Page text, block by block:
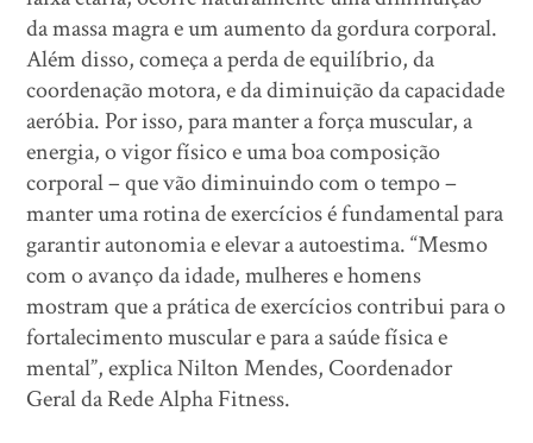
da massa magra e um aumento da gordura corporal.
Além disso, começa a perda de equilíbrio, da
coordenação motora, e da diminuição da capacidade
aeróbia. Por isso, para manter a força muscular, a
energia, o vigor físico e uma boa composição
corporal – que vão diminuindo com o tempo –
manter uma rotina de exercícios é fundamental para
garantir autonomia e elevar a autoestima. “Mesmo
com o avanço da idade, mulheres e homens
mostram que a prática de exercícios contribui para o
fortalecimento muscular e para a saúde física e
mental”, explica Nilton Mendes, Coordenador
Geral da Rede Alpha Fitness.